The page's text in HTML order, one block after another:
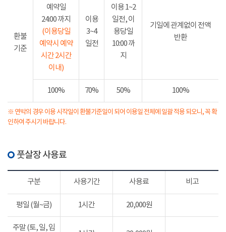
환불
기준
예약일
24:00 까지
(이용당일
예약시 예약
시간 2시간
이내)
이용
3~4
일전
이용 1~2
일전, 이
용당일
10:00 까
지
기일에 관계없이 전액
반환
100% 70% 50% 100%
※ 연박의 경우 이용 시작일이 환불기준일이 되어 이용일 전체에 일괄 적용 되오니, 꼭 확
인하여 주시기 바랍니다.
풋살장 사용료
구분 사용기간 사용료 비고
평일 (월~금) 1시간 20,000원
주말 (토, 일, 임